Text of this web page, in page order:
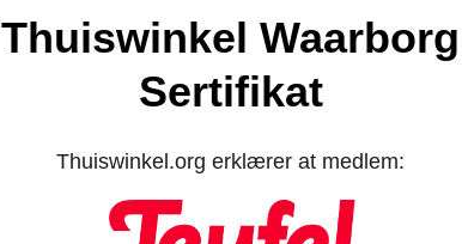
Thuiswinkel Waarborg
Sertifikat
Thuiswinkel.org erklærer at medlem: